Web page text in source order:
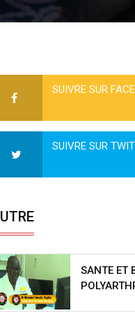
SUIVRE SUR
SUIVRE SUR
SANTE ET